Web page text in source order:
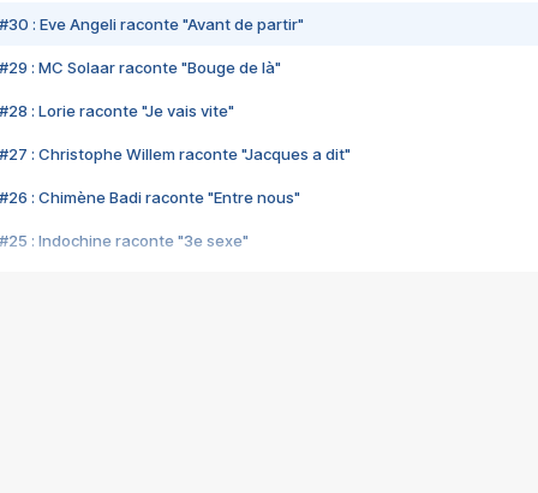
#30 : Eve Angeli raconte "Avant de partir"
#29 : MC Solaar raconte "Bouge de là"
#28 : Lorie raconte "Je vais vite"
#27 : Christophe Willem raconte "Jacques a dit"
#26 : Chimène Badi raconte "Entre nous"
#25 : Indochine raconte "3e sexe"